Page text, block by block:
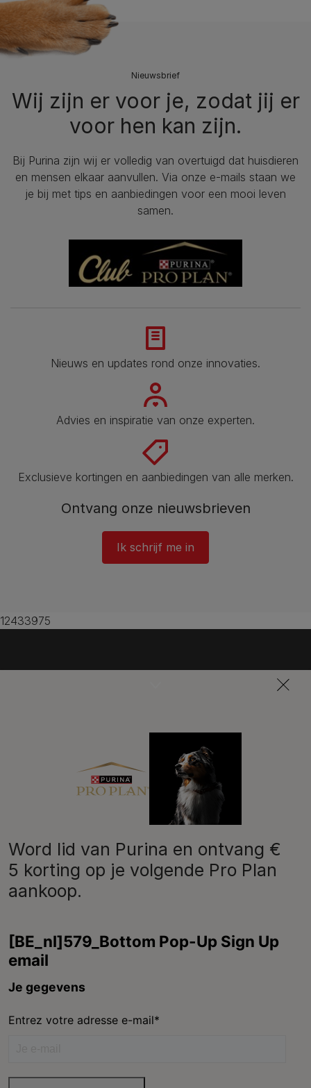
Nieuwsbrief
Wij zijn er voor je, zodat jij er
voor hen kan zijn.
Bij Purina zijn wij er volledig van overtuigd dat huisdieren
en mensen elkaar aanvullen. Via onze e-mails staan we
je bij met tips en aanbiedingen voor een mooi leven
samen.
Nieuws en updates rond onze innovaties.
Advies en inspiratie van onze experten.
Exclusieve kortingen en aanbiedingen van alle merken.
Ontvang onze nieuwsbrieven
Ik schrijf me in
12433975
Word lid van Purina en ontvang €
5 korting op je volgende Pro Plan
aankoop.
facebook instagram youtube